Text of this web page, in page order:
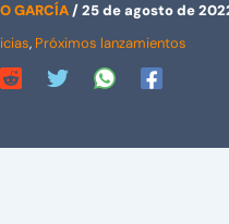
GARCÍA/25 de agosto de
, Próximos lanzamientos